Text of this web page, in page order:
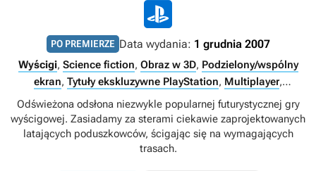
PO PREMIERZE Data wydania: 1 grudnia 2007
Wyścigi, Science fiction, Obraz w 3D, Podzielony/wspólny
ekran, Tytuły ekskluzywne PlayStation, Multiplayer,
Singleplayer
Internet
Odświeżona odsłona niezwykle popularnej futurystycznej gry
wyścigowej. Zasiadamy za sterami ciekawie zaprojektowanych
latających poduszkowców, ścigając się na wymagających
trasach.